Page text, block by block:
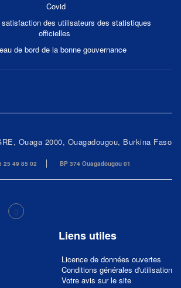
Covid
satisfaction des utilisateurs des statistiques
officielles
de bord de la bonne gouvernance
Ouaga 2000, Ouagadougou, Burkina Faso
25 49 85 02 BP 374 Ouagadougou 01
Liens utiles
Licence de données ouvertes
Conditions générales d'utilisation
Votre avis sur le site